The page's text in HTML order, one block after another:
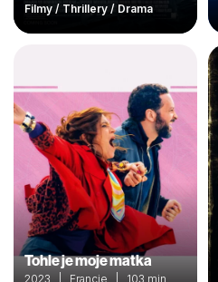
Filmy / Thrillery / Drama
Tohle je moje matka
2023 | Francie | 103 min